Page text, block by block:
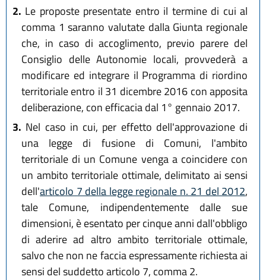
2. Le proposte presentate entro il termine di cui al
comma 1 saranno valutate dalla Giunta regionale
che, in caso di accoglimento, previo parere del
Consiglio delle Autonomie locali, provvederà a
modificare ed integrare il Programma di riordino
territoriale entro il 31 dicembre 2016 con apposita
deliberazione, con efficacia dal 1° gennaio 2017.
3. Nel caso in cui, per effetto dell'approvazione di
una legge di fusione di Comuni, l'ambito
territoriale di un Comune venga a coincidere con
un ambito territoriale ottimale, delimitato ai sensi
dell'articolo 7 della legge regionale n. 21 del 2012,
tale Comune, indipendentemente dalle sue
dimensioni, è esentato per cinque anni dall'obbligo
di aderire ad altro ambito territoriale ottimale,
salvo che non ne faccia espressamente richiesta ai
sensi del suddetto articolo 7, comma 2.